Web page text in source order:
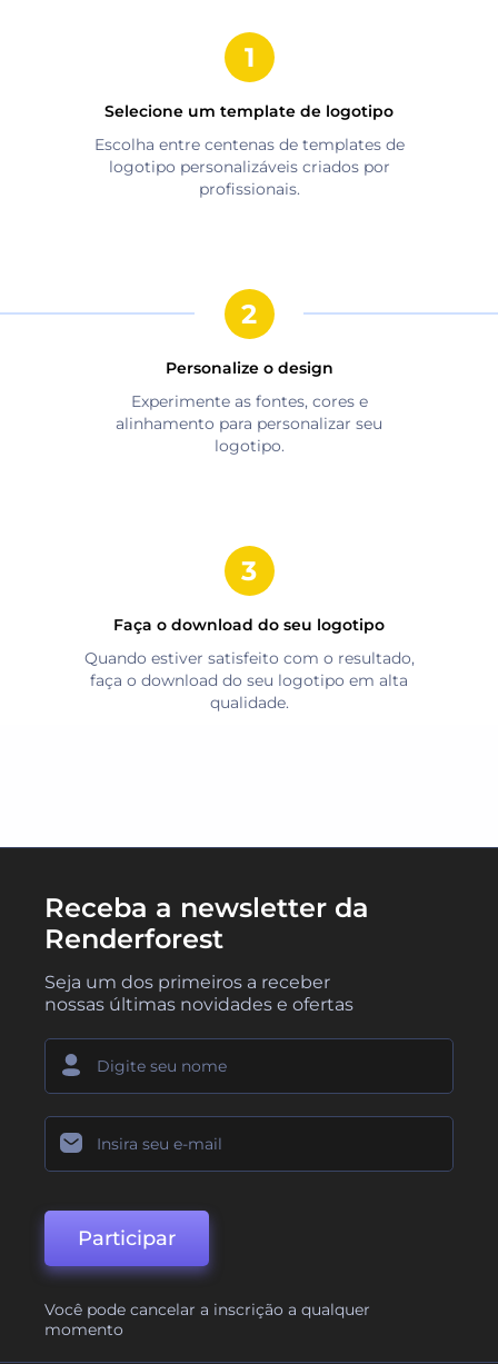
Selecione um template de logotipo
Escolha entre centenas de templates de
logotipo personalizáveis criados por
profissionais.
Personalize o design
Experimente as fontes, cores e
alinhamento para personalizar seu
logotipo.
Faça o download do seu logotipo
Quando estiver satisfeito com o resultado,
faça o download do seu logotipo em alta
qualidade.
Receba a newsletter da
Renderforest
Seja um dos primeiros a receber
nossas últimas novidades e ofertas
Participar
Você pode cancelar a inscrição a qualquer
momento